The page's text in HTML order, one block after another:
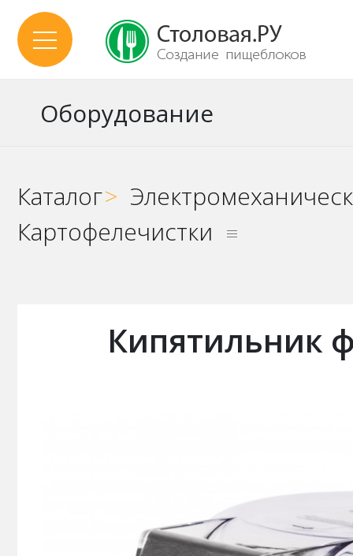
Оборудование
Каталог>
Картофелечистки
Кипятильник